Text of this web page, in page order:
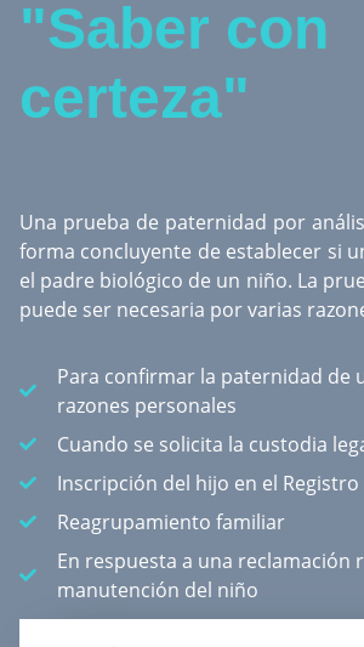
"Saber con
certeza"
Una prueba de paternidad por
forma concluyente de establecer si
el padre biológico de un niño. La
puede ser necesaria por varias
Para confirmar la paternidad de
razones personales
Cuando se solicita la custodia
Inscripción del hijo en el Registro
Reagrupamiento familiar
En respuesta a una reclamación
manutención del niño